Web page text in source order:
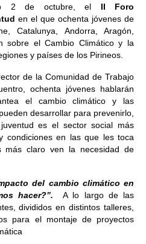
2 de octubre, el II Foro
en el que ochenta jóvenes de
Catalunya, Andorra, Aragón,
sobre el Cambio Climático y la
y países de los Pirineos.
de la Comunidad de Trabajo
ochenta jóvenes hablarán
el cambio climático y las
desarrollar para prevenirlo,
es el sector social más
condiciones en las que les toca
claro ven la necesidad de
del cambio climático en
hacer?”.A lo largo de las
divididos en distintos talleres,
para el montaje de proyectos